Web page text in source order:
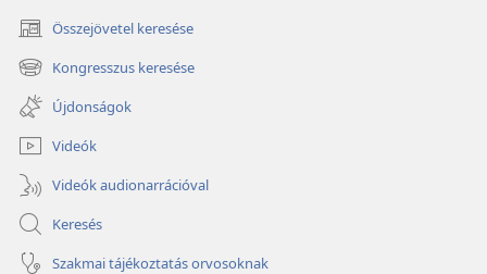
Összejövetel keresése
(opens
new
window)
Kongresszus keresése
(opens
new
window)
Újdonságok
Videók
Videók audionarrációval
Keresés
Szakmai tájékoztatás orvosoknak